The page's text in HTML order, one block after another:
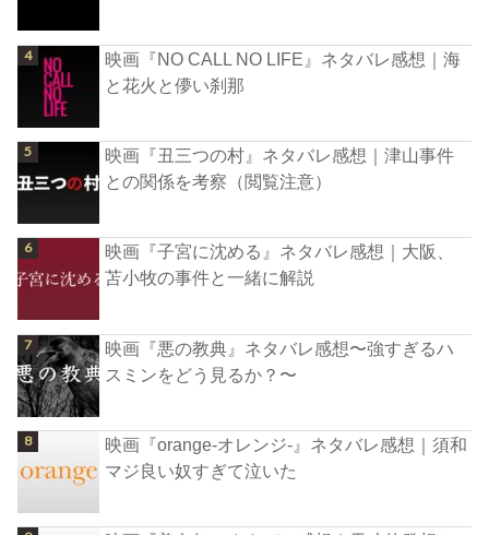
映画『NO CALL NO LIFE』ネタバレ感想｜海
と花火と儚い刹那
映画『丑三つの村』ネタバレ感想｜津山事件
との関係を考察（閲覧注意）
映画『子宮に沈める』ネタバレ感想｜大阪、
苫小牧の事件と一緒に解説
映画『悪の教典』ネタバレ感想〜強すぎるハ
スミンをどう見るか？〜
映画『orange-オレンジ-』ネタバレ感想｜須和
マジ良い奴すぎて泣いた